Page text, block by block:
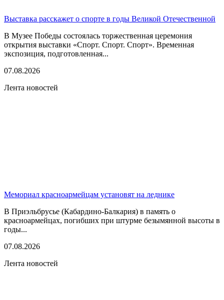
Выставка расскажет о спорте в годы Великой Отечественной
В Музее Победы состоялась торжественная церемония
открытия выставки «Спорт. Спорт. Спорт». Временная
экспозиция, подготовленная...
07.08.2026
Лента новостей
Мемориал красноармейцам установят на леднике
В Приэльбрусье (Кабардино-Балкария) в память о
красноармейцах, погибших при штурме безымянной высоты в
годы...
07.08.2026
Лента новостей